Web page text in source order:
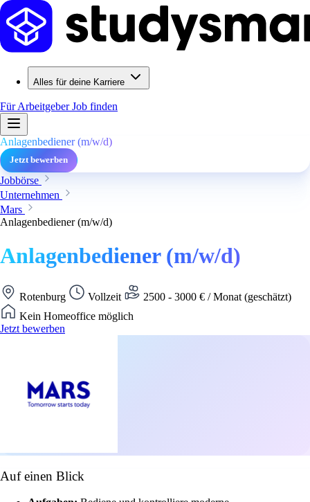
Alles für deine Karriere
Für ArbeitgeberJob finden
Anlagenbediener (m/w/d)
Jetzt bewerben
Jobbörse
Unternehmen
Mars
Anlagenbediener (m/w/d)
Anlagenbediener (m/w/d)
Rotenburg Vollzeit
2500 - 3000 € / Monat (geschätzt)
Kein Homeoffice möglich
Jetzt bewerben
Auf einen Blick